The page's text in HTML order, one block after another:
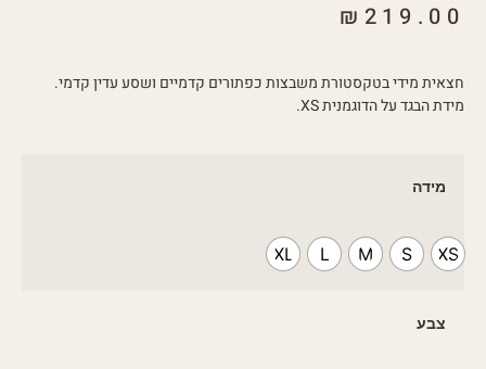
₪ 219.00
חצאית מידי בטקסטורת משבצות כפתורים קדמיים ושסע עדין קדמי.
מידת הבגד על הדוגמנית XS.
מידה
XS
S
M
L
XL
צבע